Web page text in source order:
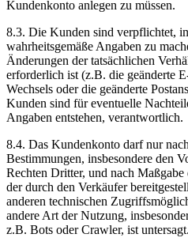
Kundenkonto anlegen zu müssen.
8.3. Die Kunden sind verpflichtet,
wahrheitsgemäße Angaben zu
Änderungen der tatsächlichen
erforderlich ist (z.B. die geänderte
Wechsels oder die geänderte
Kunden sind für eventuelle
Angaben entstehen, verantwortlich.
8.4. Das Kundenkonto darf nur
Bestimmungen, insbesondere den
Rechten Dritter, und nach
der durch den Verkäufer
anderen technischen
andere Art der Nutzung,
z.B. Bots oder Crawler, ist untersagt.